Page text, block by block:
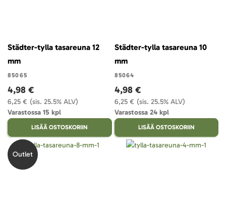
Städter-tylla tasareuna 12
mm
85065
(sis. 25.5% ALV)
6,25 €
4,98 €
Varastossa 15 kpl
LISÄÄ OSTOSKORIIN
Städter-tylla tasareuna 10
mm
85064
(sis. 25.5% ALV)
6,25 €
4,98 €
Varastossa 24 kpl
LISÄÄ OSTOSKORIIN
Outlet